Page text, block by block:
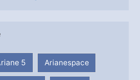
5 Arianespace